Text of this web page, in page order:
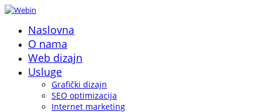
Naslovna
O nama
Web dizajn
Usluge
Grafički dizajn
SEO optimizacija
Internet marketing